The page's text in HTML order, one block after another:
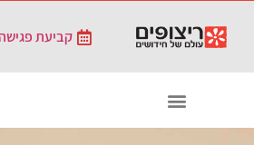
קביעת פגישה 03-533-3383